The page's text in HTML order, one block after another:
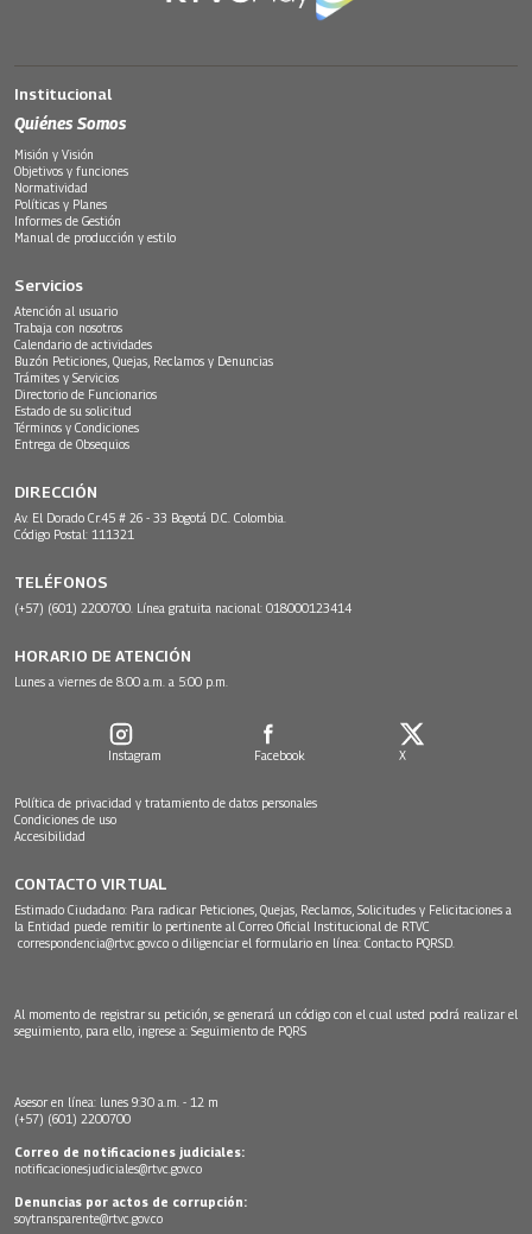
Institucional
Quiénes Somos
Misión y Visión
Objetivos y funciones
Normatividad
Políticas y Planes
Informes de Gestión
Manual de producción y estilo
Servicios
Atención al usuario
Trabaja con nosotros
Calendario de actividades
Buzón Peticiones, Quejas, Reclamos y Denuncias
Trámites y Servicios
Directorio de Funcionarios
Estado de su solicitud
Términos y Condiciones
Entrega de Obsequios
DIRECCIÓN
Av. El Dorado Cr.45 # 26 - 33 Bogotá D.C. Colombia.
Código Postal: 111321
TELÉFONOS
(+57) (601) 2200700. Línea gratuita nacional: 018000123414
HORARIO DE ATENCIÓN
Lunes a viernes de 8:00 a.m. a 5:00 p.m.
Instagram Facebook X
Política de privacidad y tratamiento de datos personales
Condiciones de uso
Accesibilidad
CONTACTO VIRTUAL
Estimado Ciudadano: Para radicar Peticiones, Quejas, Reclamos, Solicitudes y Felicitaciones a
la Entidad puede remitir lo pertinente al Correo Oficial Institucional de RTVC
correspondencia@rtvc.gov.co o diligenciar el formulario en línea: Contacto PQRSD.
Al momento de registrar su petición, se generará un código con el cual usted podrá realizar el
seguimiento, para ello, ingrese a: Seguimiento de PQRS
Asesor en línea: lunes 9:30 a.m. - 12 m
(+57) (601) 2200700
Correo de notificaciones judiciales:
notificacionesjudiciales@rtvc.gov.co
Denuncias por actos de corrupción:
soytransparente@rtvc.gov.co